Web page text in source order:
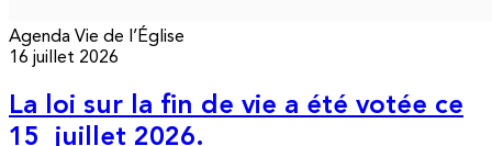
Agenda Vie de l’Église
16 juillet 2026
La loi sur la fin de vie a été votée ce
15 juillet 2026.